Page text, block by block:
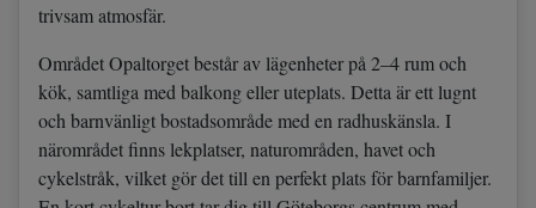
trivsam atmosfär.
Området Opaltorget består av lägenheter på 2–4 rum och
kök, samtliga med balkong eller uteplats. Detta är ett lugnt
och barnvänligt bostadsområde med en radhuskänsla. I
närområdet finns lekplatser, naturområden, havet och
cykelstråk, vilket gör det till en perfekt plats för barnfamiljer.